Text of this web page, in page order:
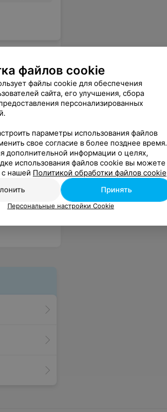
файлов cookie
файлы cookie для обеспечения
сайта, его улучшения, сбора
персонализированных
параметры использования файлов
свое согласие в более позднее время.
дополнительной информации о целях,
использования файлов cookie вы можете
с нашей Политикой обработки файлов cookie
Принять
Персональные настройки Cookie